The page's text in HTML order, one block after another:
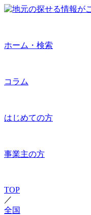
ホーム・検索
コラム
はじめての方
事業主の方
TOP
／
全国